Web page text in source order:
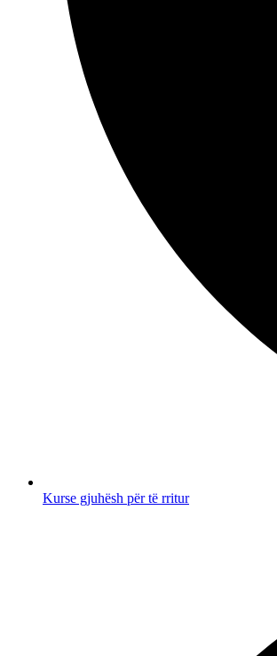
Kurse gjuhësh për të rritur